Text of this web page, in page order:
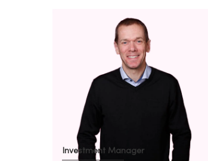
Investment Manager